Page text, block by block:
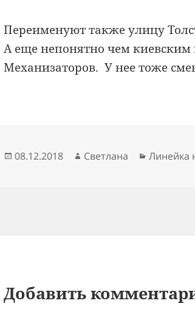
Переименуют также улицу
А еще непонятно чем киевским
Механизаторов. У нее тоже
Опубликовано
08.12.2018 Автор
Светлана Рубрики
Линейка
Добавить